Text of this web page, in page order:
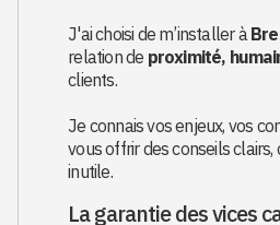
J'ai choisi de m’installer à
relation de proximité,
clients.
Je connais vos enjeux, vos
vous offrir des conseils
inutile.
La garantie des vices